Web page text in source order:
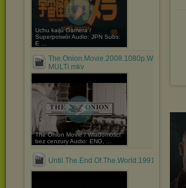
Uchu kaijû Gamera /
Superpotwór Audio: JPN Subs:
E ...
MULTi.mkv
The Onion Movie / Wiadomości
bez cenzury Audio: ENG, ...